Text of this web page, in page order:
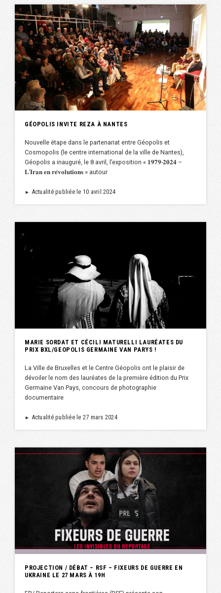
GÉOPOLIS INVITE REZA À NANTES
Nouvelle étape dans le partenariat entre Géopolis et
Cosmopolis (le centre international de la ville de Nantes),
Géopolis a inauguré, le 8 avril, l’exposition « 𝟏𝟗𝟕𝟗-𝟐𝟎𝟐𝟒 –
𝐋’𝐈𝐫𝐚𝐧 𝐞𝐧 𝐫𝐞́𝐯𝐨𝐥𝐮𝐭𝐢𝐨𝐧𝐬 » autour
► Actualité publiée le 10 avril 2024
MARIE SORDAT ET CÉCILI MATURELLI LAURÉATES DU
PRIX BXL/GEOPOLIS GERMAINE VAN PARYS !
La Ville de Bruxelles et le Centre Géopolis ont le plaisir de
dévoiler le nom des lauréates de la première édition du Prix
Germaine Van Pays, concours de photographie
documentaire
► Actualité publiée le 27 mars 2024
PROJECTION / DÉBAT – RSF – FIXEURS DE GUERRE EN
UKRAINE LE 27 MARS À 19H